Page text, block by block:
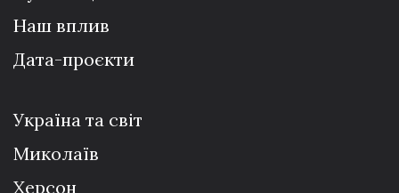
Наш вплив
Дата-проєкти
Україна та світ
Миколаїв
Херсон